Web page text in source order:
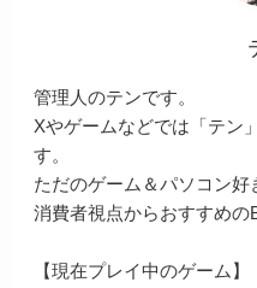
管理人のテンです。
Xやゲームなどでは「テン
す。
ただのゲーム＆パソコン好
消費者視点からおすすめの
【現在プレイ中のゲーム】